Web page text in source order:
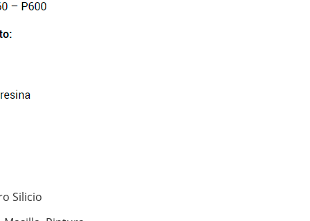
Silicio